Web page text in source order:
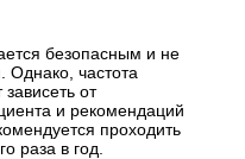
безопасным и не
Однако, частота
от
и рекомендаций
проходить
раза в год.